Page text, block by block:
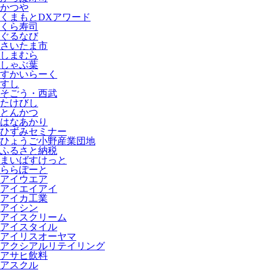
かつや
くまもとDXアワード
くら寿司
ぐるなび
さいたま市
しまむら
しゃぶ葉
すかいらーく
すし
そごう・西武
たけびし
とんかつ
はなあかり
ひずみセミナー
ひょうご小野産業団地
ふるさと納税
まいばすけっと
ららぽーと
アイウエア
アイエイアイ
アイカ工業
アイシン
アイスクリーム
アイスタイル
アイリスオーヤマ
アクシアルリテイリング
アサヒ飲料
アスクル